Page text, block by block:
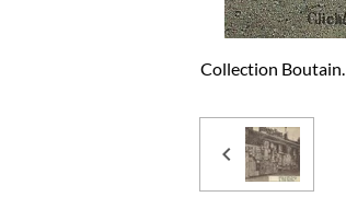
Collection Boutain.